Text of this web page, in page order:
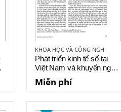
KHOA HỌC VÀ CÔNG NGHỆ VIỆT NAM
Phát triển kinh tế số tại
Việt Nam và khuyến nghị
chính sách
Miễn phí